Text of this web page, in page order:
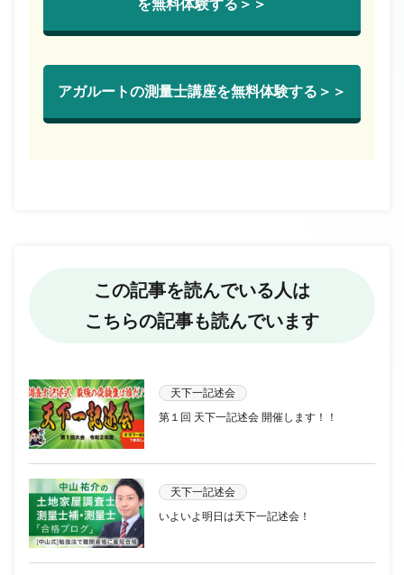
を無料体験する＞＞
アガルートの測量士講座を無料体験する＞＞
この記事を読んでいる人は
こちらの記事も読んでいます
天下一記述会
第１回 天下一記述会 開催します！！
天下一記述会
いよいよ明日は天下一記述会！